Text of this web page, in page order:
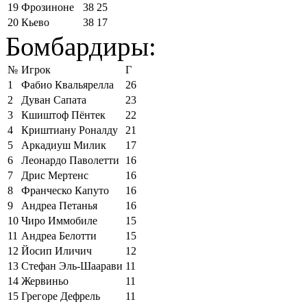
19 Фрозиноне 38 25
20 Кьево 38 17
Бомбардиры:
№ Игрок
Г
1
Фабио Квальярелла
26
2
Дуван Сапата
23
3
Кшиштоф Пёнтек
22
4
Криштиану Роналду
21
5
Аркадиуш Милик
17
6
Леонардо Паволетти
16
7
Дрис Мертенс
16
8
Франческо Капуто
16
9
Андреа Петанья
16
10 Чиро Иммобиле
15
11 Андреа Белотти
15
12 Йосип Иличич
12
13 Стефан Эль-Шаарави 11
14 Жервиньо
11
15 Грегоре Дефрель 11